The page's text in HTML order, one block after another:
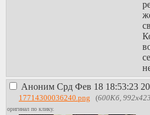
В
Аноним Срд Фев 18 18:53:23
17714300036240.png (600Кб, 992x423
оригинал по клику.